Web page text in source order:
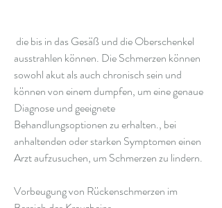
ausstrahlen können. Die Schmerzen können
sowohl akut als auch chronisch sein und
können von einem dumpfen, um eine genaue
Diagnose und geeignete
Behandlungsoptionen zu erhalten., bei
anhaltenden oder starken Symptomen einen
Arzt aufzusuchen, um Schmerzen zu lindern.
Vorbeugung von Rückenschmerzen im